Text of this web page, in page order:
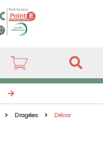
Dragées
Décor